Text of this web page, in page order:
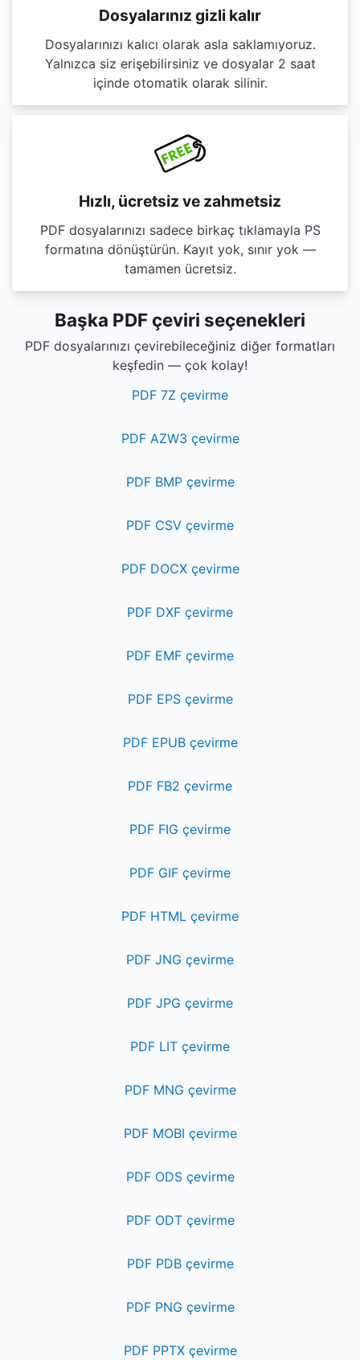
Dosyalarınız gizli kalır
Dosyalarınızı kalıcı olarak asla saklamıyoruz.
Yalnızca siz erişebilirsiniz ve dosyalar 2 saat
içinde otomatik olarak silinir.
Hızlı, ücretsiz ve zahmetsiz
PDF dosyalarınızı sadece birkaç tıklamayla PS
formatına dönüştürün. Kayıt yok, sınır yok —
tamamen ücretsiz.
Başka PDF çeviri seçenekleri
PDF dosyalarınızı çevirebileceğiniz diğer formatları
keşfedin — çok kolay!
PDF 7Z çevirme
PDF AZW3 çevirme
PDF BMP çevirme
PDF CSV çevirme
PDF DOCX çevirme
PDF DXF çevirme
PDF EMF çevirme
PDF EPS çevirme
PDF EPUB çevirme
PDF FB2 çevirme
PDF FIG çevirme
PDF GIF çevirme
PDF HTML çevirme
PDF JNG çevirme
PDF JPG çevirme
PDF LIT çevirme
PDF MNG çevirme
PDF MOBI çevirme
PDF ODS çevirme
PDF ODT çevirme
PDF PDB çevirme
PDF PNG çevirme
PDF PPTX çevirme